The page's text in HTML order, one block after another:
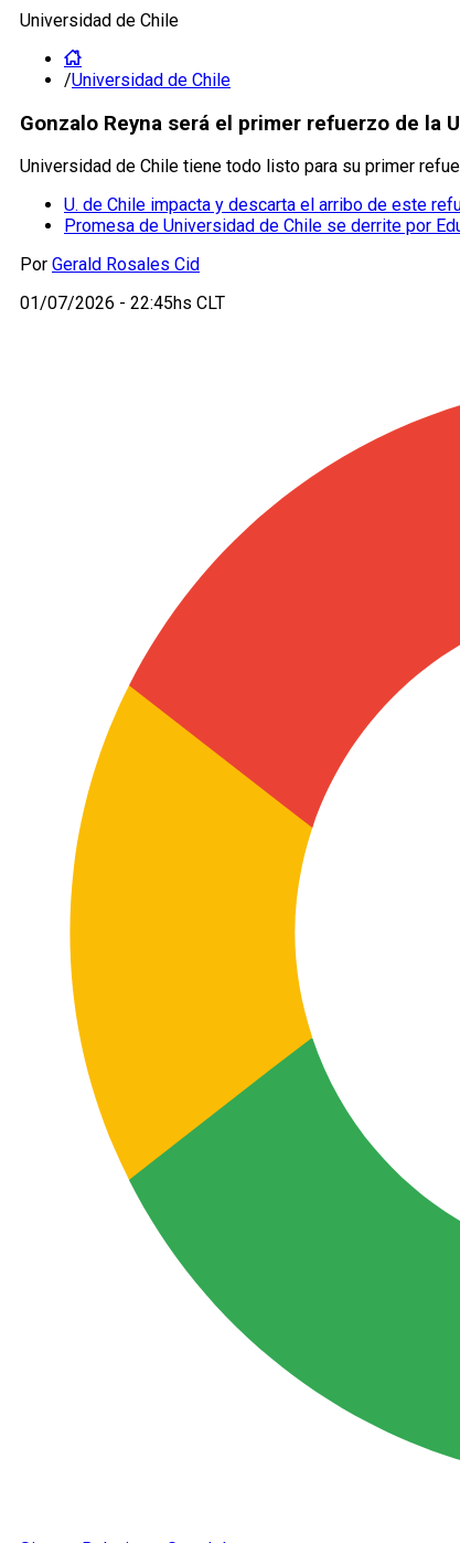
Universidad de Chile
/Universidad de Chile
Gonzalo Reyna será el primer refuerzo de la
Universidad de Chile tiene todo listo para su primer
U. de Chile impacta y descarta el arribo de este
Promesa de Universidad de Chile se derrite por
Por Gerald Rosales Cid
01/07/2026 - 22:45hs CLT